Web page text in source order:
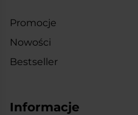
Promocje
Nowości
Bestseller
Informacje